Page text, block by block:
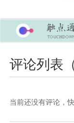
评论列表
当前还没有评论，